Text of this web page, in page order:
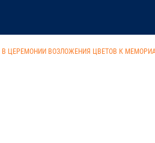
ЦЕРЕМОНИИ ВОЗЛОЖЕНИЯ ЦВЕТОВ К